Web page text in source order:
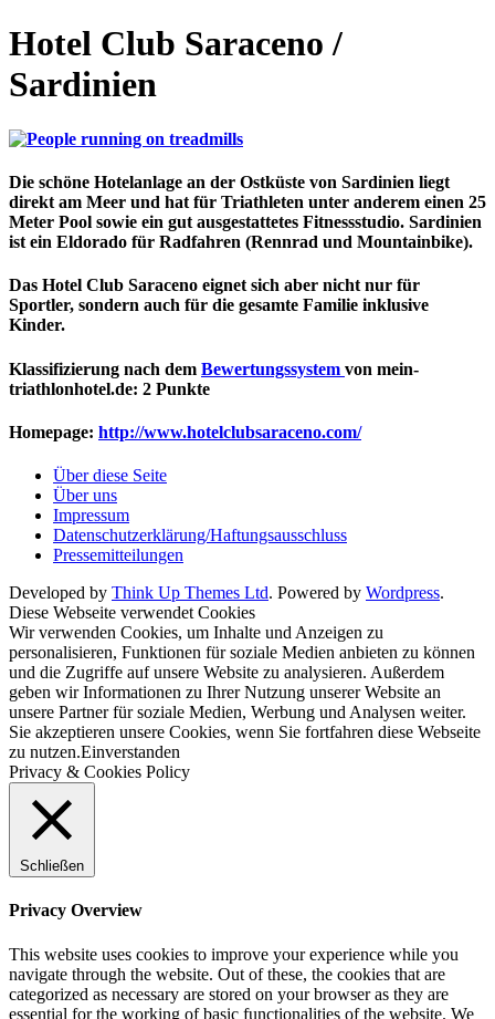
Hotel Club Saraceno /
Sardinien
Die schöne Hotelanlage an der Ostküste von Sardinien liegt
direkt am Meer und hat für Triathleten unter anderem einen 25
Meter Pool sowie ein gut ausgestattetes Fitnessstudio. Sardinien
ist ein Eldorado für Radfahren (Rennrad und Mountainbike).
Das Hotel Club Saraceno eignet sich aber nicht nur für
Sportler, sondern auch für die gesamte Familie inklusive
Kinder.
Klassifizierung nach dem Bewertungssystem von mein-
triathlonhotel.de: 2 Punkte
Homepage: http://www.hotelclubsaraceno.com/
Über diese Seite
Über uns
Impressum
Datenschutzerklärung/Haftungsausschluss
Pressemitteilungen
Developed by Think Up Themes Ltd. Powered by Wordpress.
Diese Webseite verwendet Cookies
Wir verwenden Cookies, um Inhalte und Anzeigen zu
personalisieren, Funktionen für soziale Medien anbieten zu können
und die Zugriffe auf unsere Website zu analysieren. Außerdem
geben wir Informationen zu Ihrer Nutzung unserer Website an
unsere Partner für soziale Medien, Werbung und Analysen weiter.
Sie akzeptieren unsere Cookies, wenn Sie fortfahren diese Webseite
zu nutzen.Einverstanden
Privacy & Cookies Policy
Schließen
Privacy Overview
This website uses cookies to improve your experience while you
navigate through the website. Out of these, the cookies that are
categorized as necessary are stored on your browser as they are
essential for the working of basic functionalities of the website. We